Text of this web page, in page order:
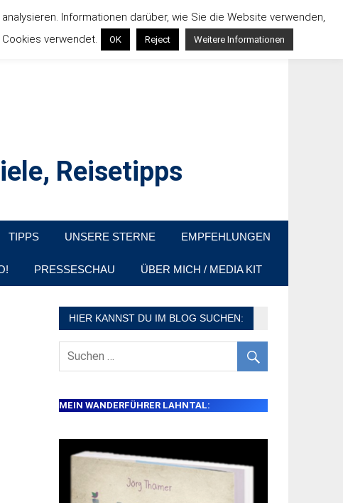
Reisetipps
TIPPS UNSERE STERNE EMPFEHLUNGEN
PRESSESCHAU ÜBER MICH / MEDIA KIT
HIER KANNST DU IM BLOG SUCHEN:
MEIN WANDERFÜHRER LAHNTAL:
Informationen darüber, wie Sie die Website verwenden,
verwendet.
OK Reject Weitere Informationen